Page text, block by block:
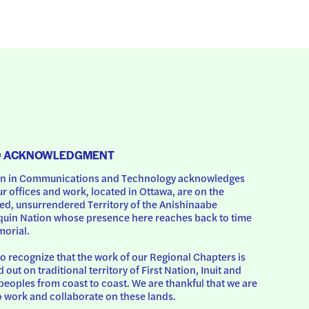
in Communications and Technology acknowledges
offices and work, located in Ottawa, are on the
unsurrendered Territory of the Anishinaabe
Nation whose presence here reaches back to time
recognize that the work of our Regional Chapters is
out on traditional territory of First Nation, Inuit and
from coast to coast. We are thankful that we are
work and collaborate on these lands.